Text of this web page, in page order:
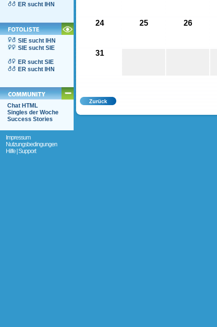
ER sucht IHN
SIE sucht IHN
SIE sucht SIE
ER sucht SIE
ER sucht IHN
Chat HTML
Singles der Woche
Success Stories
Impressum
Nutzungsbedingungen
Hilfe | Support
24 25 26
31